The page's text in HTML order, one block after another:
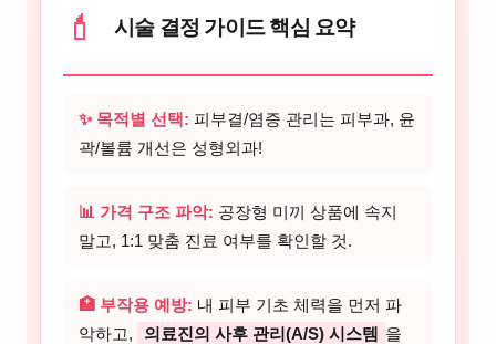
💄 시술 결정 가이드 핵심 요약
✨ 목적별 선택: 피부결/염증 관리는 피부과, 윤
곽/볼륨 개선은 성형외과!
📊 가격 구조 파악: 공장형 미끼 상품에 속지
말고, 1:1 맞춤 진료 여부를 확인할 것.
🏥 부작용 예방: 내 피부 기초 체력을 먼저 파
악하고,
의료진의 사후 관리(A/S) 시스템 을